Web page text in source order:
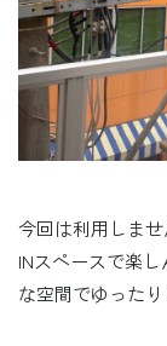
今回は利用しま
INスペースで楽
な空間でゆった